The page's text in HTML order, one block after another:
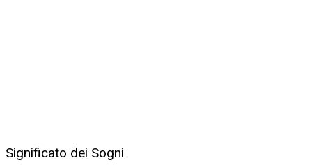
Significato dei Sogni